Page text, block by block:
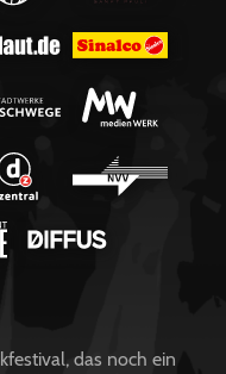
das noch ein